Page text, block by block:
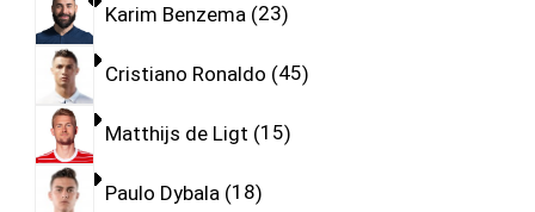
Karim Benzema 23
Cristiano Ronaldo 45
Matthijs de Ligt 15
Paulo Dybala 18